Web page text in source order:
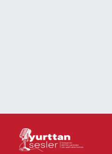
Durumu ve Fikstür